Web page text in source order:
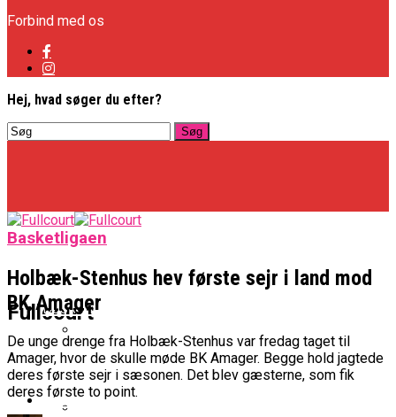
Forbind med os
Hej, hvad søger du efter?
Fullcourt
Basketligaen
Officielt: Vejen Gafler Dansker Hos Rabbits
NBA
Basketligaen
Holbæk-Stenhus hev første sejr i land mod
BK Amager
De unge drenge fra Holbæk-Stenhus var fredag taget til
Amager, hvor de skulle møde BK Amager. Begge hold jagtede
deres første sejr i sæsonen. Det blev gæsterne, som fik
deres første to point.